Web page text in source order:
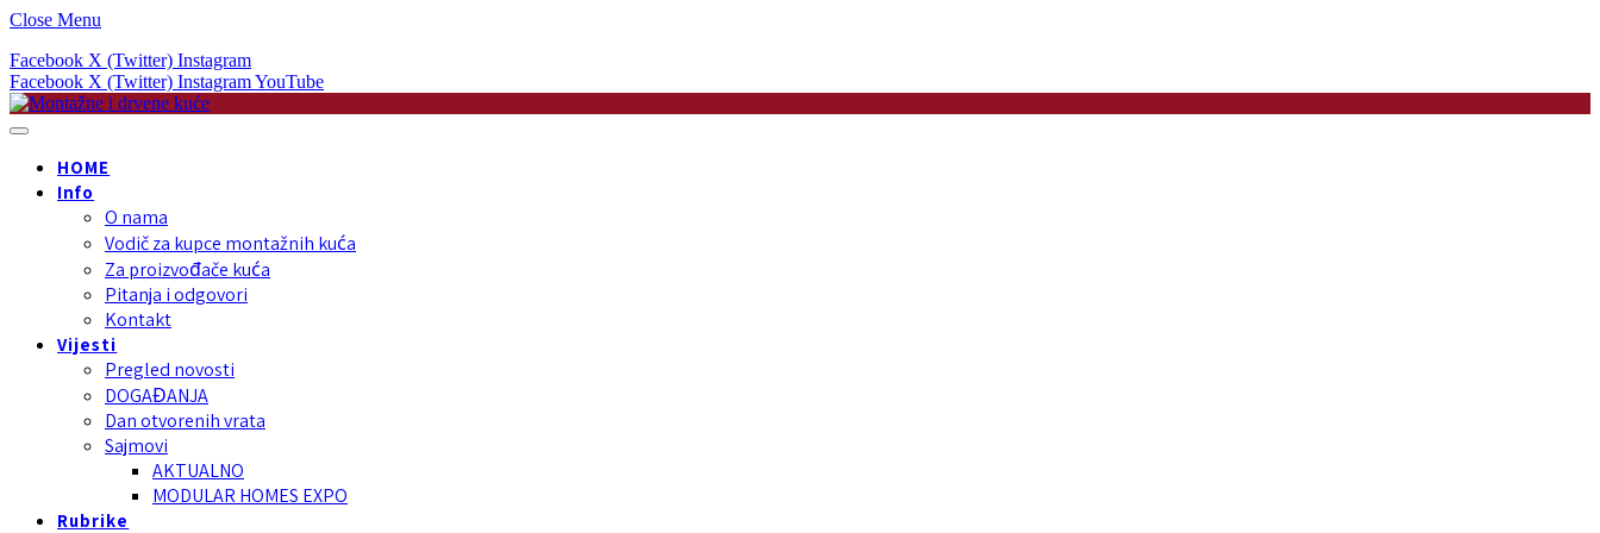
Close Menu
Facebook X (Twitter) Instagram
Facebook X (Twitter) InstagramYouTube
HOME
Info
O nama
Vodič za kupce montažnih kuća
Za proizvođače kuća
Pitanja i odgovori
Kontakt
Vijesti
Pregled novosti
DOGAĐANJA
Dan otvorenih vrata
Sajmovi
AKTUALNO
MODULAR HOMES EXPO
Rubrike